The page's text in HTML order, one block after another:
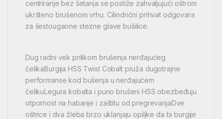
centriranje bez šetanja se postiže zahvaljujući oštrom
ukršteno brušenom vrhu. Cilindrični prihvat odgovara
za šestougaone stezne glave bušilice.
Dug radni vek prilikom brušenja nerđajućeg
čelikaBurgija HSS Twist Cobalt pruža dugotrajne
performanse kod bušenja u nerđajućem
čelikuLegura kobalta i puno brušeni HSS obezbeđuju
otpornost na habanje i zaštitu od pregrevanjaDve
oštrice i dva žleba brzo uklanjaju opiljke da bi burgije